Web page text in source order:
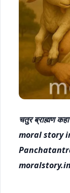
चतुर ब्राह्मण
moral story
Panchatantra
moralstory.in